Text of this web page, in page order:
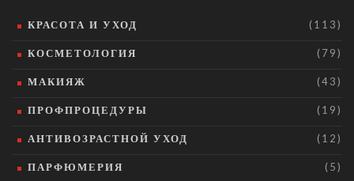
КРАСОТА И УХОД (113)
КОСМЕТОЛОГИЯ (79)
МАКИЯЖ (43)
ПРОФПРОЦЕДУРЫ (19)
АНТИВОЗРАСТНОЙ УХОД (12)
ПАРФЮМЕРИЯ (5)